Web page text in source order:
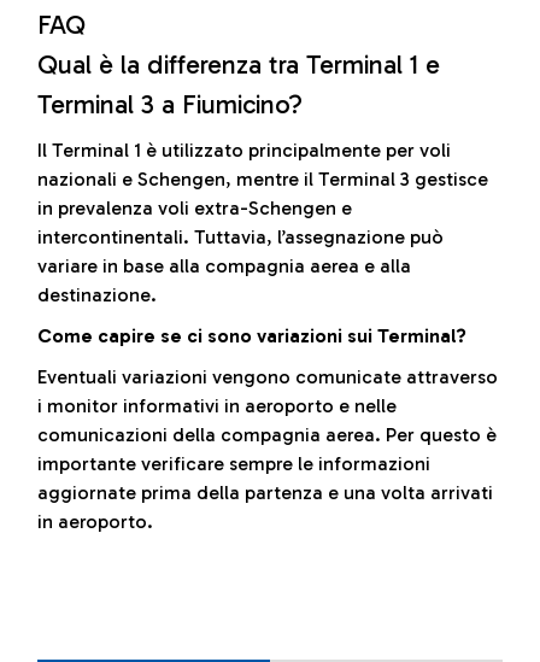
FAQ
Qual è la differenza tra Terminal 1 e
Terminal 3 a Fiumicino?
Il Terminal 1 è utilizzato principalmente per voli
nazionali e Schengen, mentre il Terminal 3 gestisce
in prevalenza voli extra-Schengen e
intercontinentali. Tuttavia, l’assegnazione può
variare in base alla compagnia aerea e alla
destinazione.
Come capire se ci sono variazioni sui Terminal?
Eventuali variazioni vengono comunicate attraverso
i monitor informativi in aeroporto e nelle
comunicazioni della compagnia aerea. Per questo è
importante verificare sempre le informazioni
aggiornate prima della partenza e una volta arrivati
in aeroporto.